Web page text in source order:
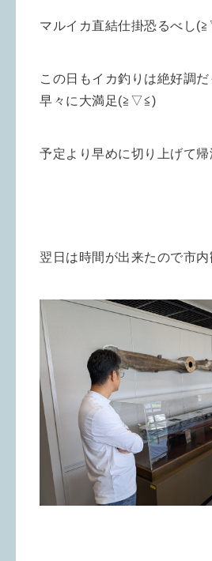
マルイカ直結仕掛恐るべし
この日もイカ釣りは絶好調
早々に大満足(≧▽≦)
予定より早めに切り上げて帰
翌日は時間が出来たので市内